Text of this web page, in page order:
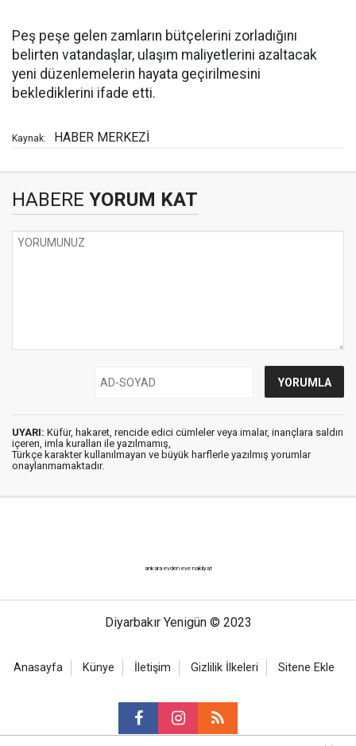
Peş peşe gelen zamların bütçelerini zorladığını
belirten vatandaşlar, ulaşım maliyetlerini azaltacak
yeni düzenlemelerin hayata geçirilmesini
beklediklerini ifade etti.
Kaynak: HABER MERKEZİ
HABERE YORUM KAT
UYARI: Küfür, hakaret, rencide edici cümleler veya imalar, inançlara saldırı
içeren, imla kuralları ile yazılmamış,
Türkçe karakter kullanılmayan ve büyük harflerle yazılmış yorumlar
onaylanmamaktadır.
ankara evden eve nakliyat
Diyarbakır Yenigün © 2023
Anasayfa Künye İletişim Gizlilik İlkeleri Sitene Ekle